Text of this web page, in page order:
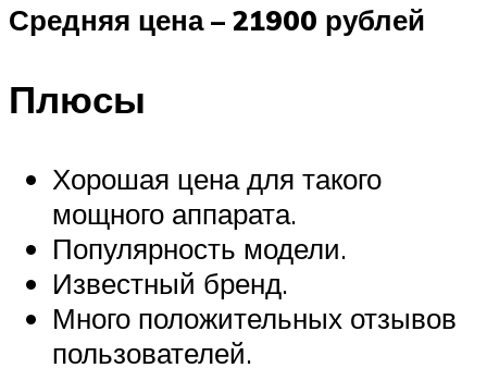
Средняя цена – 21900 рублей
Плюсы
Хорошая цена для такого
мощного аппарата.
Популярность модели.
Известный бренд.
Много положительных отзывов
пользователей.